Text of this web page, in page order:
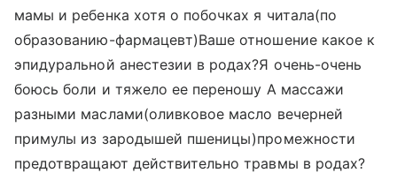
мамы и ребенка хотя о побочках я читала(по
образованию-фармацевт)Ваше отношение какое к
эпидуральной анестезии в родах?Я очень-очень
боюсь боли и тяжело ее переношу А массажи
разными маслами(оливковое масло вечерней
примулы из зародышей пшеницы)промежности
предотвращают действительно травмы в родах?